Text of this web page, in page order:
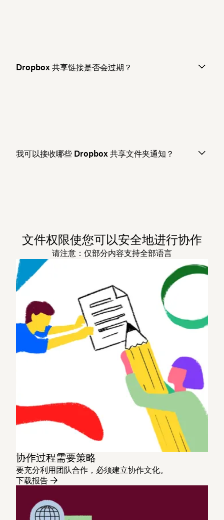
Dropbox 共享链接是否会过期？
我可以接收哪些 Dropbox 共享文件夹通知？
文件权限使您可以安全地进行协作
请注意：仅部分内容支持全部语言
协作过程需要策略
要充分利用团队合作，必须建立协作文化。
下载报告